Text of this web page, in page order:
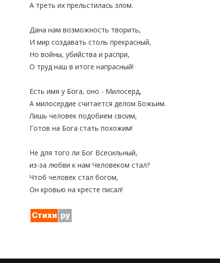
А треть их прельстилась злом.
Дана нам возможность творить,
И мир создавать столь прекрасный,
Но войны, убийства и распри,
О труд наш в итоге напрасный!
Есть имя у Бога, оно - Милосерд,
А милосердие считается делом Божьим.
Лишь человек подобием своим,
Готов на Бога стать похожим!
Не для того ли Бог Всесильный,
из-за любви к нам Человеком стал?
Чтоб человек стал богом,
Он кровью на кресте писал!